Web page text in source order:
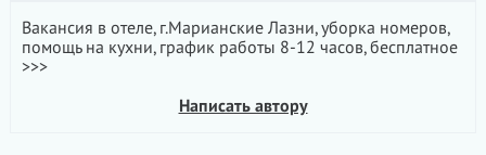
Вакансия в отеле, г.Марианские Лазни, уборка номеров,
помощь на кухни, график работы 8-12 часов, бесплатное
>>>
Написать автору